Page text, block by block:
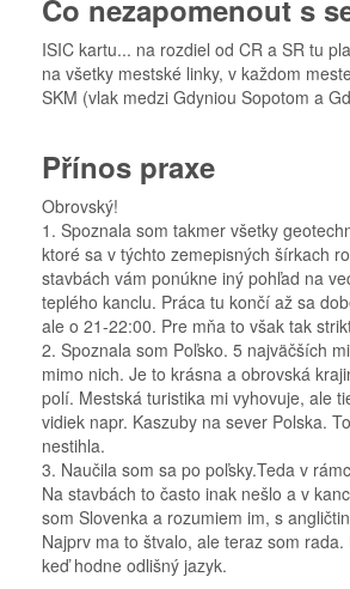
Co nezapomenout s
ISIC kartu... na rozdiel od CR a SR tu
na všetky mestské linky, v každom
SKM (vlak medzi Gdyniou Sopotom a
Přínos praxe
Obrovský!
1. Spoznala som takmer všetky
ktoré sa v týchto zemepisných šírkach
stavbách vám ponúkne iný pohľad na
teplého kanclu. Práca tu končí až sa
ale o 21-22:00. Pre mňa to však tak
2. Spoznala som Poľsko. 5 najväčších
mimo nich. Je to krásna a obrovská
polí. Mestská turistika mi vyhovuje, ale
vidiek napr. Kaszuby na sever Polska.
nestihla.
3. Naučila som sa po poľsky.Teda v
Na stavbách to často inak nešlo a v
som Slovenka a rozumiem im, s
Najprv ma to štvalo, ale teraz som
keď hodne odlišný jazyk.